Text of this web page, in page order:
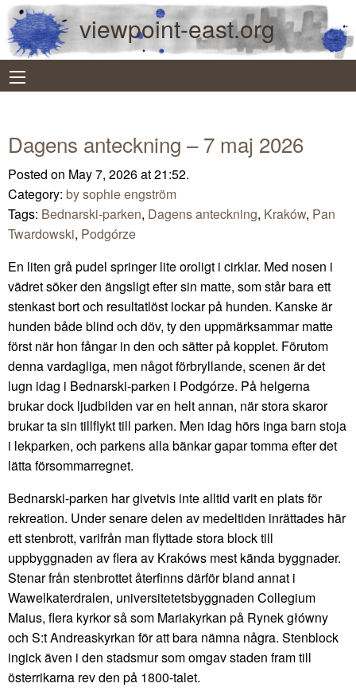
viewpoint-east.org
Dagens anteckning – 7 maj 2026
Posted on May 7, 2026 at 21:52.
Category: by sophie engström
Tags: Bednarski-parken, Dagens anteckning, Kraków, Pan
Twardowski, Podgórze
En liten grå pudel springer lite oroligt i cirklar. Med nosen i
vädret söker den ängsligt efter sin matte, som står bara ett
stenkast bort och resultatlöst lockar på hunden. Kanske är
hunden både blind och döv, ty den uppmärksammar matte
först när hon fångar in den och sätter på kopplet. Förutom
denna vardagliga, men något förbryllande, scenen är det
lugn idag i Bednarski-parken i Podgórze. På helgerna
brukar dock ljudbilden var en helt annan, när stora skaror
brukar ta sin tillflykt till parken. Men idag hörs inga barn stoja
i lekparken, och parkens alla bänkar gapar tomma efter det
lätta försommarregnet.
Bednarski-parken har givetvis inte alltid varit en plats för
rekreation. Under senare delen av medeltiden inrättades här
ett stenbrott, varifrån man flyttade stora block till
uppbyggnaden av flera av Krakóws mest kända byggnader.
Stenar från stenbrottet återfinns därför bland annat i
Wawelkaterdralen, universitetetsbyggnaden Collegium
Maius, flera kyrkor så som Mariakyrkan på Rynek główny
och S:t Andreaskyrkan för att bara nämna några. Stenblock
ingick även i den stadsmur som omgav staden fram till
österrikarna rev den på 1800-talet.